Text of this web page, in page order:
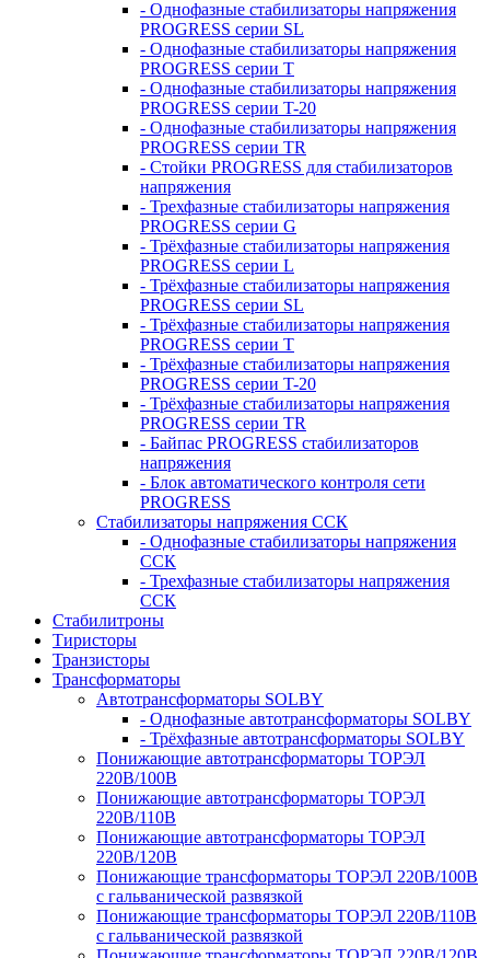
- Однофазные стабилизаторы напряжения
PROGRESS серии SL
- Однофазные стабилизаторы напряжения
PROGRESS серии T
- Однофазные стабилизаторы напряжения
PROGRESS серии T-20
- Однофазные стабилизаторы напряжения
PROGRESS серии TR
- Стойки PROGRESS для стабилизаторов
напряжения
- Трехфазные стабилизаторы напряжения
PROGRESS серии G
- Трёхфазные стабилизаторы напряжения
PROGRESS серии L
- Трёхфазные стабилизаторы напряжения
PROGRESS серии SL
- Трёхфазные стабилизаторы напряжения
PROGRESS серии T
- Трёхфазные стабилизаторы напряжения
PROGRESS серии T-20
- Трёхфазные стабилизаторы напряжения
PROGRESS серии TR
- Байпас PROGRESS стабилизаторов
напряжения
- Блок автоматического контроля сети
PROGRESS
Стабилизаторы напряжения ССК
- Однофазные стабилизаторы напряжения
ССК
- Трехфазные стабилизаторы напряжения
ССК
Стабилитроны
Тиристоры
Транзисторы
Трансформаторы
Автотрансформаторы SOLBY
- Однофазные автотрансформаторы SOLBY
- Трёхфазные автотрансформаторы SOLBY
Понижающие автотрансформаторы ТОРЭЛ
220В/100В
Понижающие автотрансформаторы ТОРЭЛ
220В/110В
Понижающие автотрансформаторы ТОРЭЛ
220В/120В
Понижающие трансформаторы ТОРЭЛ 220В/100В
с гальванической развязкой
Понижающие трансформаторы ТОРЭЛ 220В/110В
с гальванической развязкой